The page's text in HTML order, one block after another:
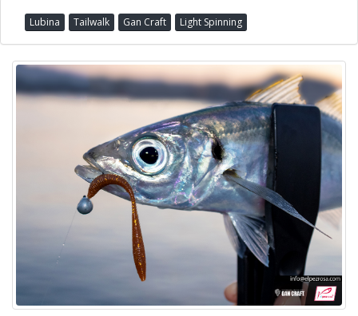
Lubina Tailwalk Gan Craft Light Spinning